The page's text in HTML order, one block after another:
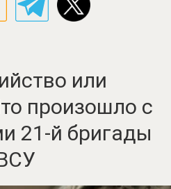
или
произошло с
21-й бригады